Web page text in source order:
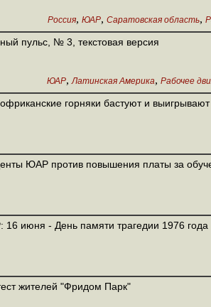
Россия, ЮАР, Саратовская область,
пульс, № 3, текстовая версия
ЮАР, Латинская Америка, Рабочее
горняки бастуют и выигрывают
ЮАР против повышения платы за
июня - День памяти трагедии 1976 года
жителей "Фридом Парк"